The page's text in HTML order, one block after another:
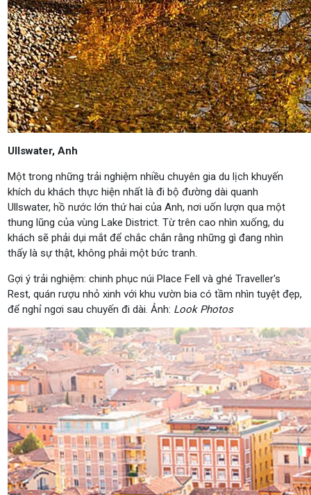
Ullswater, Anh
Một trong những trải nghiệm nhiều chuyên gia du lịch khuyến
khích du khách thực hiện nhất là đi bộ đường dài quanh
Ullswater, hồ nước lớn thứ hai của Anh, nơi uốn lượn qua một
thung lũng của vùng Lake District. Từ trên cao nhìn xuống, du
khách sẽ phải dụi mắt để chắc chắn rằng những gì đang nhìn
thấy là sự thật, không phải một bức tranh.
Gợi ý trải nghiệm: chinh phục núi Place Fell và ghé Traveller's
Rest, quán rượu nhỏ xinh với khu vườn bia có tầm nhìn tuyệt đẹp,
để nghỉ ngơi sau chuyến đi dài. Ảnh: Look Photos